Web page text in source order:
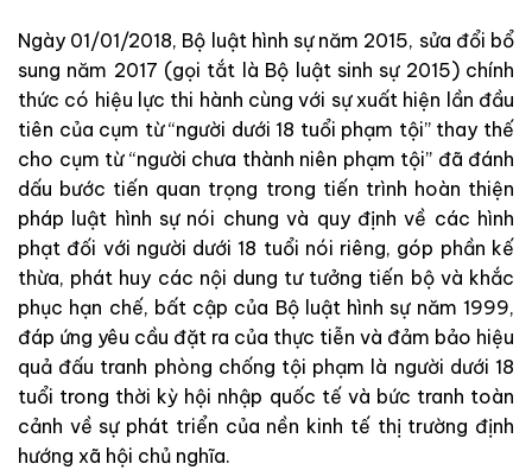
Ngày 01/01/2018, Bộ luật hình sự năm 2015, sửa đổi bổ
sung năm 2017 (gọi tắt là Bộ luật sinh sự 2015) chính
thức có hiệu lực thi hành cùng với sự xuất hiện lần đầu
tiên của cụm từ “người dưới 18 tuổi phạm tội” thay thế
cho cụm từ “người chưa thành niên phạm tội” đã đánh
dấu bước tiến quan trọng trong tiến trình hoàn thiện
pháp luật hình sự nói chung và quy định về các hình
phạt đối với người dưới 18 tuổi nói riêng, góp phần kế
thừa, phát huy các nội dung tư tưởng tiến bộ và khắc
phục hạn chế, bất cập của Bộ luật hình sự năm 1999,
đáp ứng yêu cầu đặt ra của thực tiễn và đảm bảo hiệu
quả đấu tranh phòng chống tội phạm là người dưới 18
tuổi trong thời kỳ hội nhập quốc tế và bức tranh toàn
cảnh về sự phát triển của nền kinh tế thị trường định
hướng xã hội chủ nghĩa.